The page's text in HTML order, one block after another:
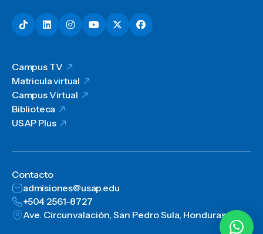
Campus TV
Matricula virtual
Campus Virtual
Biblioteca
USAP Plus
Contacto
admisiones@usap.edu
+504 2561-8727
Ave. Circunvalación, San Pedro Sula, Honduras, C.A.